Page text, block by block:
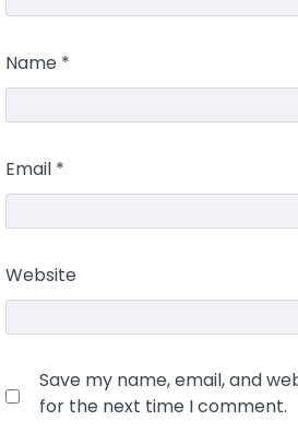
Name *
Email *
Website
Save my name, email, and
for the next time I comment.